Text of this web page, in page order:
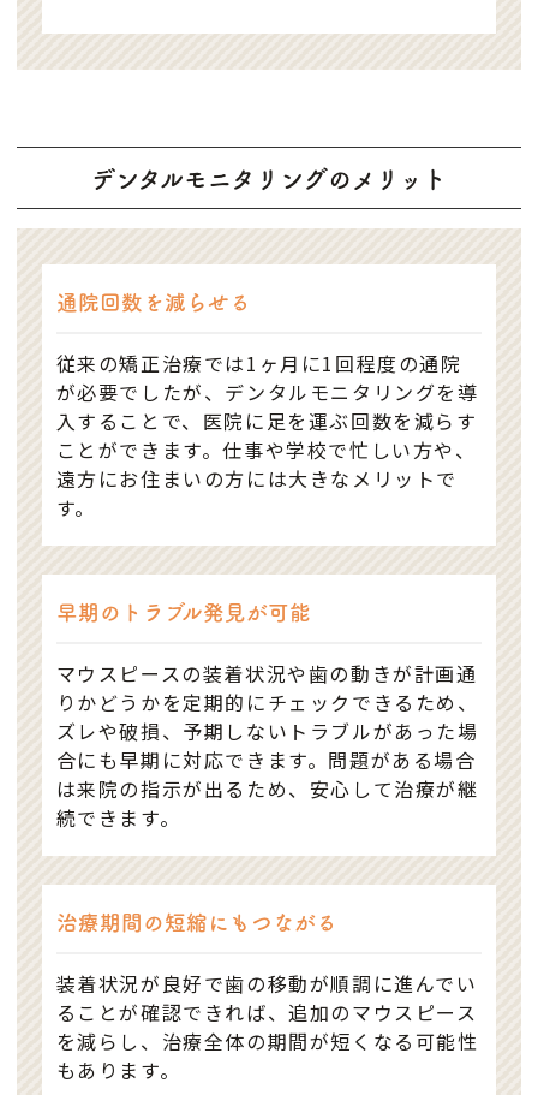
デンタルモニタリングのメリット
通院回数を減らせる
従来の矯正治療では1ヶ月に1回程度の通院
が必要でしたが、デンタルモニタリングを導
入することで、医院に足を運ぶ回数を減らす
ことができます。仕事や学校で忙しい方や、
遠方にお住まいの方には大きなメリットで
す。
早期のトラブル発見が可能
マウスピースの装着状況や歯の動きが計画通
りかどうかを定期的にチェックできるため、
ズレや破損、予期しないトラブルがあった場
合にも早期に対応できます。問題がある場合
は来院の指示が出るため、安心して治療が継
続できます。
治療期間の短縮にもつながる
装着状況が良好で歯の移動が順調に進んでい
ることが確認できれば、追加のマウスピース
を減らし、治療全体の期間が短くなる可能性
もあります。